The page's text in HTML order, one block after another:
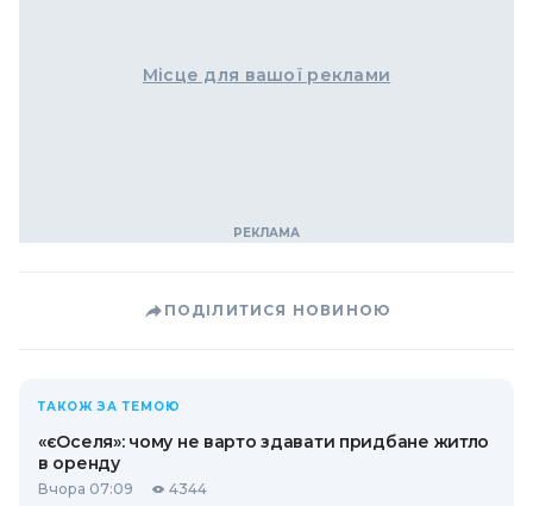
Місце для вашої реклами
ПОДІЛИТИСЯ НОВИНОЮ
ТАКОЖ ЗА ТЕМОЮ
«єОселя»: чому не варто здавати придбане житло
в оренду
Вчора 07:09 4344